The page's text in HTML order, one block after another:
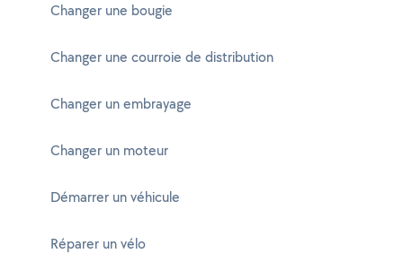
Changer une bougie
Changer une courroie de distribution
Changer un embrayage
Changer un moteur
Démarrer un véhicule
Réparer un vélo